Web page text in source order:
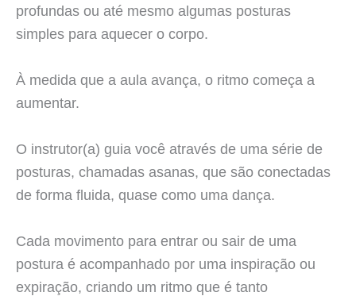
profundas ou até mesmo algumas posturas
simples para aquecer o corpo.
À medida que a aula avança, o ritmo começa a
aumentar.
O instrutor(a) guia você através de uma série de
posturas, chamadas asanas, que são conectadas
de forma fluida, quase como uma dança.
Cada movimento para entrar ou sair de uma
postura é acompanhado por uma inspiração ou
expiração, criando um ritmo que é tanto